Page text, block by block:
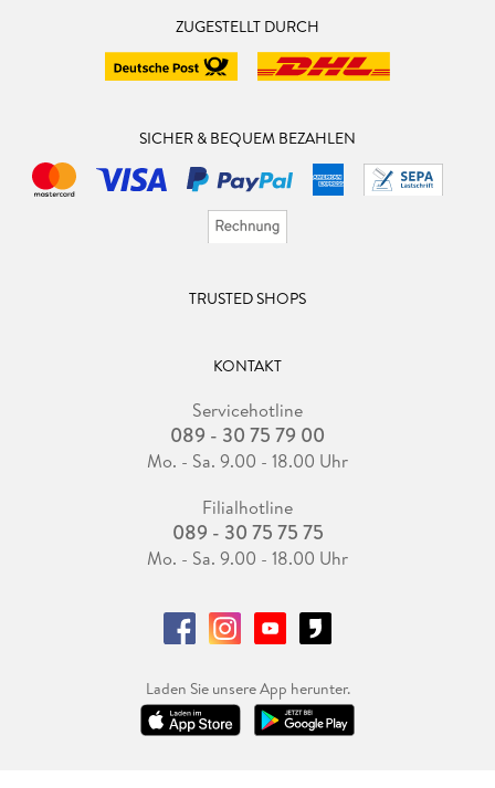
ZUGESTELLT DURCH
SICHER & BEQUEM BEZAHLEN
TRUSTED SHOPS
KONTAKT
Servicehotline
089 - 30 75 79 00
Mo. - Sa. 9.00 - 18.00 Uhr
Filialhotline
089 - 30 75 75 75
Mo. - Sa. 9.00 - 18.00 Uhr
Laden Sie unsere App herunter.